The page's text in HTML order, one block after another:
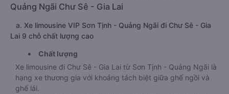
Quảng Ngãi Chư Sê - Gia Lai
a. Xe limousine VIP Sơn Tịnh - Quảng Ngãi đi Chư Sê - Gia
Lai 9 chỗ chất lượng cao
Chất lượng
Xe limousine đi Chư Sê - Gia Lai từ Sơn Tịnh - Quảng Ngãi là
hạng xe thương gia với khoảng tách biệt giữa ghế ngồi và
ghế lái.